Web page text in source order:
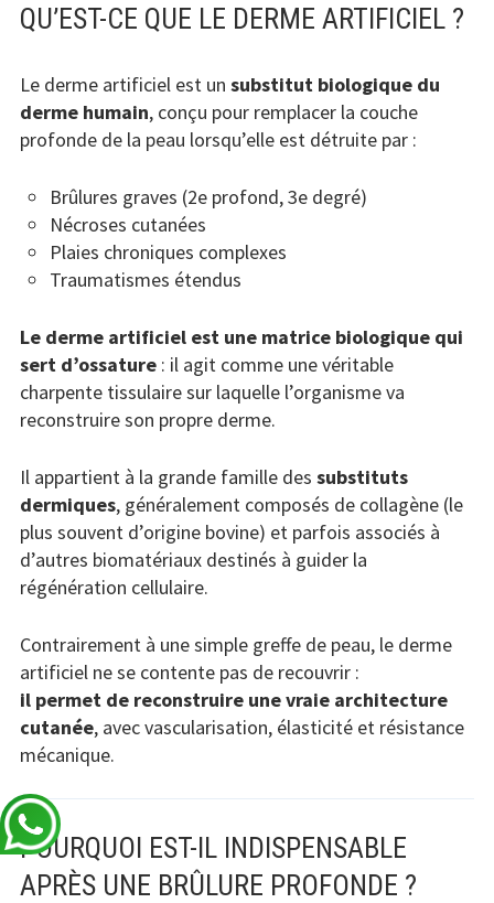
QU’EST-CE QUE LE DERME ARTIFICIEL ?
Le derme artificiel est un substitut biologique du
derme humain, conçu pour remplacer la couche
profonde de la peau lorsqu’elle est détruite par :
Brûlures graves (2e profond, 3e degré)
Nécroses cutanées
Plaies chroniques complexes
Traumatismes étendus
Le derme artificiel est une matrice biologique qui
sert d’ossature: il agit comme une véritable
charpente tissulaire sur laquelle l’organisme va
reconstruire son propre derme.
Il appartient à la grande famille des substituts
dermiques, généralement composés de collagène (le
plus souvent d’origine bovine) et parfois associés à
d’autres biomatériaux destinés à guider la
régénération cellulaire.
Contrairement à une simple greffe de peau, le derme
artificiel ne se contente pas de recouvrir :
il permet de reconstruire une vraie architecture
cutanée, avec vascularisation, élasticité et résistance
mécanique.
POURQUOI EST-IL INDISPENSABLE
APRÈS UNE BRÛLURE PROFONDE ?